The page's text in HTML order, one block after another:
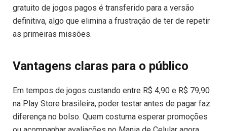
gratuito de jogos pagos é transferido para a versão
definitiva, algo que elimina a frustração de ter de repetir
as primeiras missões.
Vantagens claras para o público
Em tempos de jogos custando entre R$ 4,90 e R$ 79,90
na Play Store brasileira, poder testar antes de pagar faz
diferença no bolso. Quem costuma esperar promoções